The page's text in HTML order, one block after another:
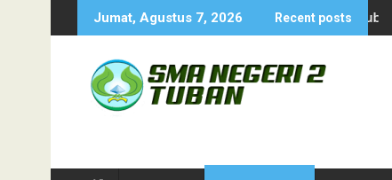
to
Jumat, Agustus 7, 2026 Recent posts
Cabor